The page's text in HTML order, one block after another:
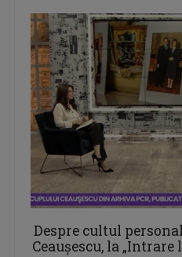
Despre cultul
Ceaușescu, la „Intrare